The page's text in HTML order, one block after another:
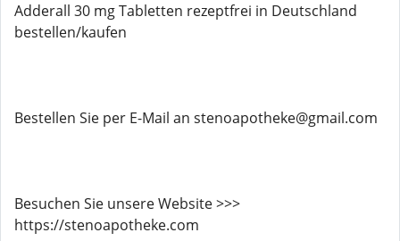
Adderall 30 mg Tabletten rezeptfrei in Deutschland
bestellen/kaufen
Bestellen Sie per E-Mail an stenoapotheke@gmail.com
Besuchen Sie unsere Website >>>
https://stenoapotheke.com